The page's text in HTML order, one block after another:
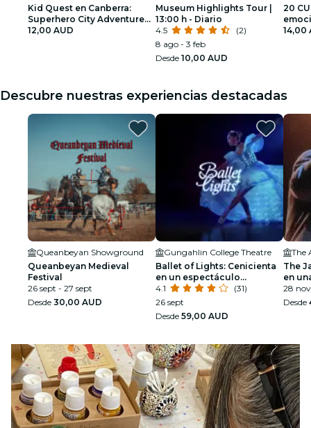
Kid Quest en Canberra:
Superhero City Adventure
para niños (edades 4–8)
12,00 AUD
Museum Highlights Tour |
13:00 h - Diario
4.5
(2)
8 ago - 3 feb
Desde 10,00 AUD
20
14,00
Descubre nuestras experiencias destacadas
Queanbeyan Showground
Queanbeyan Medieval
Festival
26 sept - 27 sept
Desde 30,00 AUD
Gungahlin College Theatre
Ballet of Lights: Cenicienta
en un espectáculo
deslumbrante
4.1
(31)
26 sept
Desde 59,00 AUD
The
The
en
28
Desde